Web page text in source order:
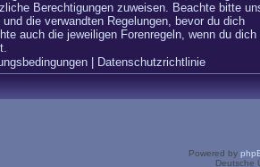
Berechtigungen zuweisen. Beachte bitte
und die verwandten Regelungen, bevor du dich
auch die jeweiligen Forenregeln, wenn du dich
| Datenschutzrichtlinie
Powered by
Deutsche